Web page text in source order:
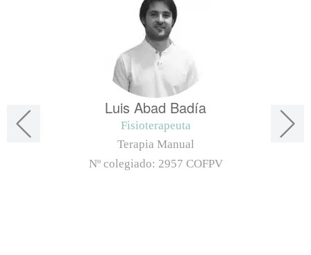
Luis Abad Badía
Fisioterapeuta
Terapia Manual
Nº colegiado: 2957 COFPV